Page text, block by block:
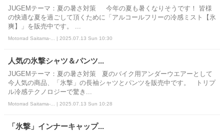
JUGEMテーマ：夏の暑さ対策 今年の夏も暑くなりそうです！ 皆様
の快適な夏を過ごして頂くために「アルコールフリーの冷感ミスト【氷
爽】」を販売中です。 ...
Motorrad Saitama-... | 2025.07.13 Sun 10:30
人気の氷撃シャツ＆パンツ...
JUGEMテーマ：夏の暑さ対策 夏のバイク用アンダーウエアーとして
今人気の商品、「氷撃」の長袖シャツとパンツを販売中です。 トリプ
ル冷感テクノロジーで驚き...
Motorrad Saitama-... | 2025.07.13 Sun 10:28
「氷撃」インナーキャップ...